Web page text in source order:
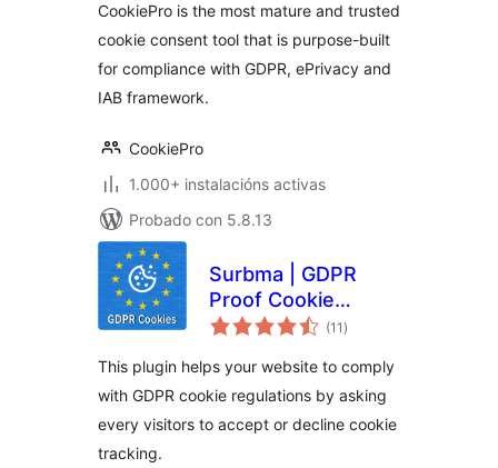
Laws
CookiePro is the most mature and trusted
cookie consent tool that is purpose-built
for compliance with GDPR, ePrivacy and
IAB framework.
CookiePro
1.000+ instalacións activas
Probado con 5.8.13
Surbma | GDPR
Proof Cookie
Consent & Notice
(11 valoracións
totais
)
This plugin helps your website to comply
with GDPR cookie regulations by asking
every visitors to accept or decline cookie
tracking.